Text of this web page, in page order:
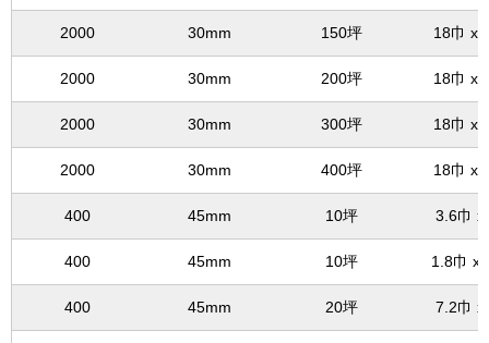
2000 30mm 150坪 18巾 x
2000 30mm 200坪 18巾 x
2000 30mm 300坪 18巾 x
2000 30mm 400坪 18巾 x
400 45mm 10坪 3.6巾 x
400 45mm 10坪 1.8巾 x
400 45mm 20坪 7.2巾 x